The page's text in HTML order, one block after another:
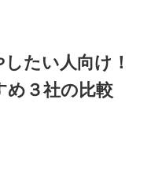
たい人向け！
め３社の比較